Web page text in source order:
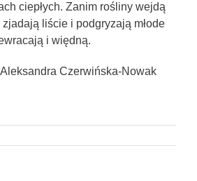
ciepłych. Zanim rośliny wejdą
liście i podgryzają młode
i więdną.
Czerwińska-Nowak